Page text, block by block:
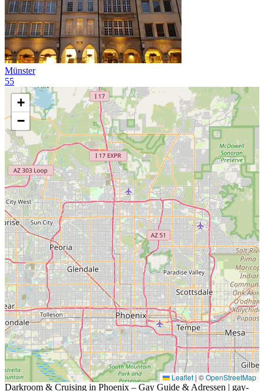
Münster
55
+
−
Leaflet | ©OpenStreetMap
Darkroom & Cruising in Phoenix – Gay Guide & Adressen | gay-